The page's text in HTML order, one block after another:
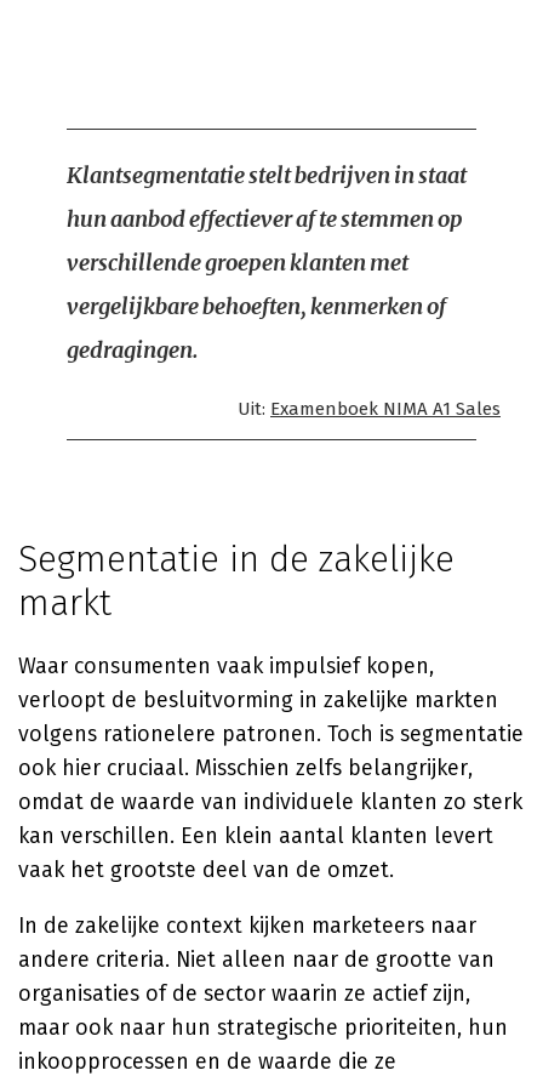
Klantsegmentatie stelt bedrijven in staat
hun aanbod effectiever af te stemmen op
verschillende groepen klanten met
vergelijkbare behoeften, kenmerken of
gedragingen.
Uit: Examenboek NIMA A1 Sales
Segmentatie in de zakelijke
markt
Waar consumenten vaak impulsief kopen,
verloopt de besluitvorming in zakelijke markten
volgens rationelere patronen. Toch is segmentatie
ook hier cruciaal. Misschien zelfs belangrijker,
omdat de waarde van individuele klanten zo sterk
kan verschillen. Een klein aantal klanten levert
vaak het grootste deel van de omzet.
In de zakelijke context kijken marketeers naar
andere criteria. Niet alleen naar de grootte van
organisaties of de sector waarin ze actief zijn,
maar ook naar hun strategische prioriteiten, hun
inkoopprocessen en de waarde die ze